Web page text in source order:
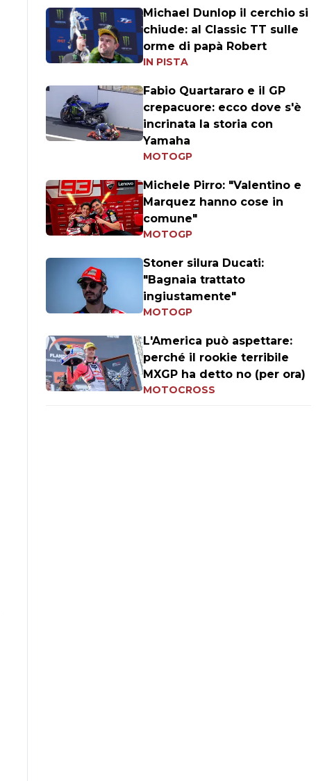
Michael Dunlop il cerchio si
chiude: al Classic TT sulle
orme di papà Robert
IN PISTA
Fabio Quartararo e il GP
crepacuore: ecco dove s'è
incrinata la storia con
Yamaha
MOTOGP
Michele Pirro: "Valentino e
Marquez hanno cose in
comune"
MOTOGP
Stoner silura Ducati:
"Bagnaia trattato
ingiustamente"
MOTOGP
L'America può aspettare:
perché il rookie terribile
MXGP ha detto no (per ora)
MOTOCROSS